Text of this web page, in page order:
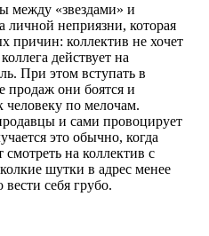
между «звездами» и
личной неприязни, которая
причин: коллектив не хочет
действует на
При этом вступать в
продаж они боятся и
человеку по мелочам.
и сами провоцирует
это обычно, когда
на коллектив с
шутки в адрес менее
себя грубо.